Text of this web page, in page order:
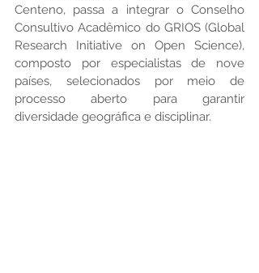
Centeno, passa a integrar o Conselho
Consultivo Acadêmico do GRIOS (Global
Research Initiative on Open Science),
composto por especialistas de nove
países, selecionados por meio de
processo aberto para garantir
diversidade geográfica e disciplinar.